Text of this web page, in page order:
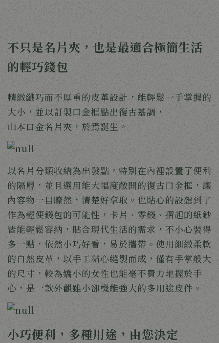
不只是名片夾，也是最適合極簡生活
的輕巧錢包
精緻纖巧而不厚重的皮革設計，能輕鬆一手掌握的
大小，並以訂製口金框點出復古基調，
山本口金名片夾，於焉誕生。
以名片分類收納為出發點，特別在內裡設置了便利
的隔層，並且選用能大幅度敞開的復古口金框，讓
內容物一目瞭然，清楚好拿取。也貼心的設想到了
作為輕便錢包的可能性，卡片、零錢、摺起的紙鈔
皆能輕鬆容納，貼合現代生活的需求，不小心裝得
多一點，依然小巧好看，易於攜帶。使用細緻柔軟
的自然皮革，以手工精心縫製而成，僅有手掌般大
的尺寸，較為嬌小的女性也能毫不費力地握於手
心，是一款外觀雖小卻機能強大的多用途皮件。
小巧便利，多種用途，由您決定